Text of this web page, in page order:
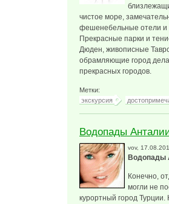
чистое море,
фешенебельные отели и
Прекрасные парки и
Дюден, живописные
обрамляющие город
прекрасных городов.
Метки:
экскурсия
Водопады
vov,
Водопады
Конечно,
могли не
курортный город